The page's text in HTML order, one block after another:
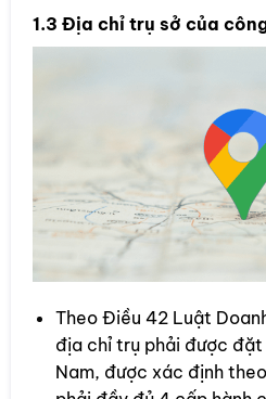
1.3 Địa chỉ trụ sở của
Theo Điều 42 Luật
địa chỉ trụ phải được
Nam, được xác định